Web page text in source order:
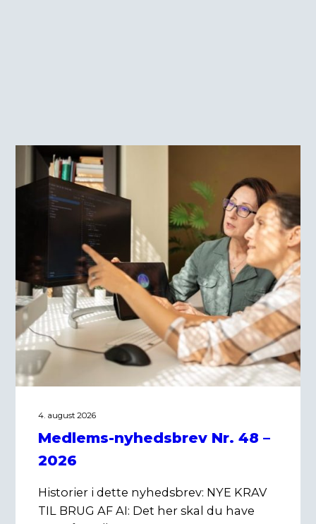
4. august 2026
Medlems-nyhedsbrev Nr. 48 –
2026
Historier i dette nyhedsbrev: NYE KRAV
TIL BRUG AF AI: Det her skal du have